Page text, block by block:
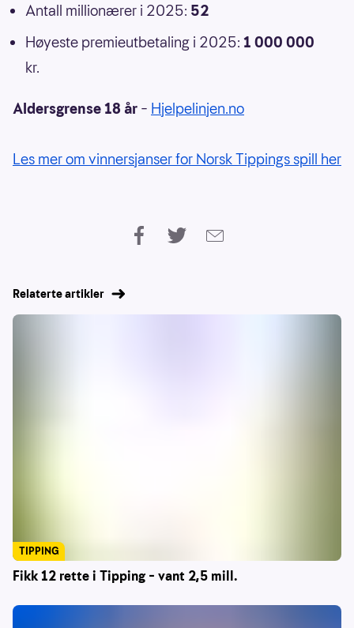
Antall millionærer i 2025: 52
Høyeste premieutbetaling i 2025: 1 000 000
kr.
Aldersgrense 18 år – Hjelpelinjen.no
Les mer om vinnersjanser for Norsk Tippings spill her
Relaterte artikler
Fikk 12 rette i Tipping – vant 2,5 mill.
TIPPING